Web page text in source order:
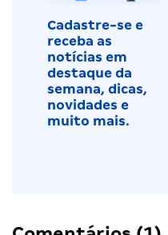
Cadastre-se e
receba as
notícias em
destaque da
semana, dicas,
novidades e
muito mais.